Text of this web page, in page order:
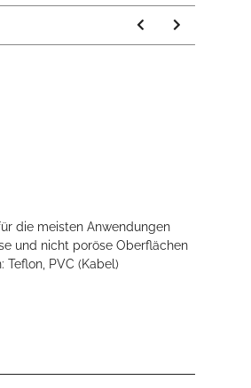
die meisten Anwendungen
und nicht poröse Oberflächen
Teflon, PVC (Kabel)